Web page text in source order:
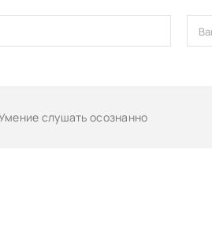
слушать осознанно